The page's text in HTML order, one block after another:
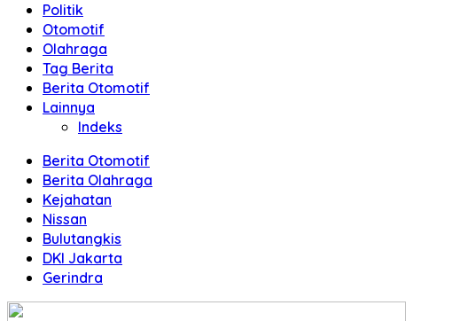
Politik
Otomotif
Olahraga
Tag Berita
Berita Otomotif
Lainnya
Indeks
Berita Otomotif
Berita Olahraga
Kejahatan
Nissan
Bulutangkis
DKI Jakarta
Gerindra